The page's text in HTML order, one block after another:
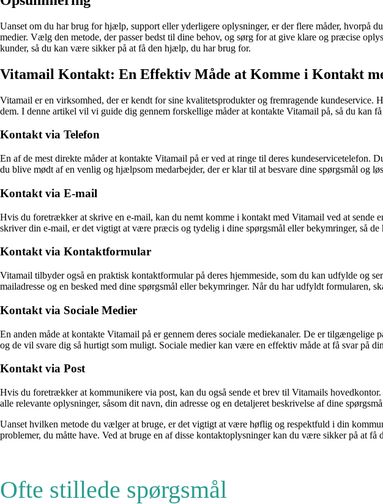
Uanset om du har brug for hjælp, support eller yderligere oplysninger, er der flere måder, hvorpå
medier. Vælg den metode, der passer bedst til dine behov, og sørg for at give klare og præcise
kunder, så du kan være sikker på at få den hjælp, du har brug for.
Vitamail Kontakt: En Effektiv Måde at Komme i Kontakt
Vitamail er en virksomhed, der er kendt for sine kvalitetsprodukter og fremragende
dem. I denne artikel vil vi guide dig gennem forskellige måder at kontakte Vitamail på, så du kan
Kontakt via Telefon
En af de mest direkte måder at kontakte Vitamail på er ved at ringe til deres
du blive mødt af en venlig og hjælpsom medarbejder, der er klar til at besvare dine spørgsmål og
Kontakt via E-mail
Hvis du foretrækker at skrive en e-mail, kan du nemt komme i kontakt med Vitamail ved at sende
skriver din e-mail, er det vigtigt at være præcis og tydelig i dine spørgsmål eller bekymringer, så de
Kontakt via Kontaktformular
Vitamail tilbyder også en praktisk kontaktformular på deres hjemmeside, som du kan udfylde og
mailadresse og en besked med dine spørgsmål eller bekymringer. Når du har udfyldt formularen,
Kontakt via Sociale Medier
En anden måde at kontakte Vitamail på er gennem deres sociale mediekanaler. De er
og de vil svare dig så hurtigt som muligt. Sociale medier kan være en effektiv måde at få svar på
Kontakt via Post
Hvis du foretrækker at kommunikere via post, kan du også sende et brev til Vitamails
alle relevante oplysninger, såsom dit navn, din adresse og en detaljeret beskrivelse af dine
Uanset hvilken metode du vælger at bruge, er det vigtigt at være høflig og respektfuld i din
problemer, du måtte have. Ved at bruge en af ​​disse kontaktoplysninger kan du være sikker på at
Ofte stillede spørgsmål